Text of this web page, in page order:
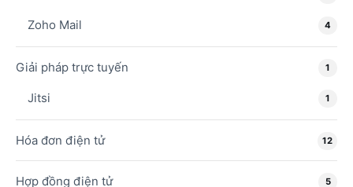
Zoho Mail 4
Giải pháp trực tuyến 1
Jitsi 1
Hóa đơn điện tử 12
Hợp đồng điện tử 5